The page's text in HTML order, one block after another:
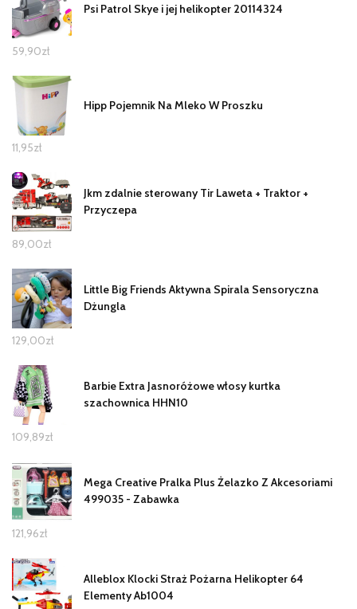
Psi Patrol Skye i jej helikopter 20114324
59,90zł
Hipp Pojemnik Na Mleko W Proszku
11,95zł
Jkm zdalnie sterowany Tir Laweta + Traktor +
Przyczepa
89,00zł
Little Big Friends Aktywna Spirala Sensoryczna
Dżungla
129,00zł
Barbie Extra Jasnoróżowe włosy kurtka
szachownica HHN10
109,89zł
Mega Creative Pralka Plus Żelazko Z Akcesoriami
499035 - Zabawka
121,96zł
Alleblox Klocki Straż Pożarna Helikopter 64
Elementy Ab1004